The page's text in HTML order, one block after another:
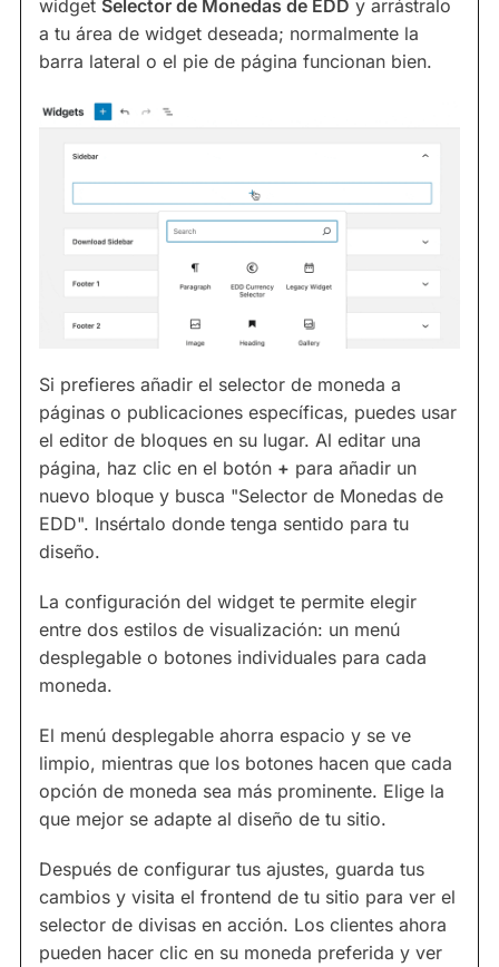
widget Selector de Monedas de EDD y arrástralo
a tu área de widget deseada; normalmente la
barra lateral o el pie de página funcionan bien.
Si prefieres añadir el selector de moneda a
páginas o publicaciones específicas, puedes usar
el editor de bloques en su lugar. Al editar una
página, haz clic en el botón + para añadir un
nuevo bloque y busca "Selector de Monedas de
EDD". Insértalo donde tenga sentido para tu
diseño.
La configuración del widget te permite elegir
entre dos estilos de visualización: un menú
desplegable o botones individuales para cada
moneda.
El menú desplegable ahorra espacio y se ve
limpio, mientras que los botones hacen que cada
opción de moneda sea más prominente. Elige la
que mejor se adapte al diseño de tu sitio.
Después de configurar tus ajustes, guarda tus
cambios y visita el frontend de tu sitio para ver el
selector de divisas en acción. Los clientes ahora
pueden hacer clic en su moneda preferida y ver